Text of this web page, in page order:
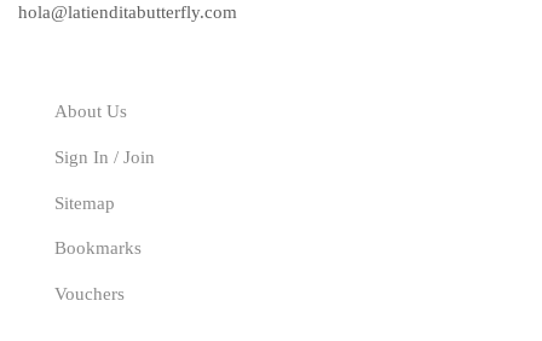
hola@latienditabutterfly.com
About Us
Sign In / Join
Sitemap
Bookmarks
Vouchers